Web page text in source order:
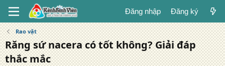
Đăng nhập Đăng ký
Rao vặt
Răng sứ nacera có tốt không? Giải đáp
thắc mắc